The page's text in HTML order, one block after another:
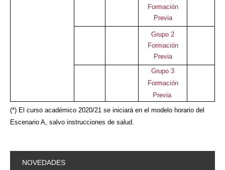
Formación
Previa
Grupo 2
Formación
Previa
Grupo 3
Formación
Previa
(*) El curso académico 2020/21 se iniciará en el modelo horario del
Escenario A, salvo instrucciones de salud.
NOVEDADES